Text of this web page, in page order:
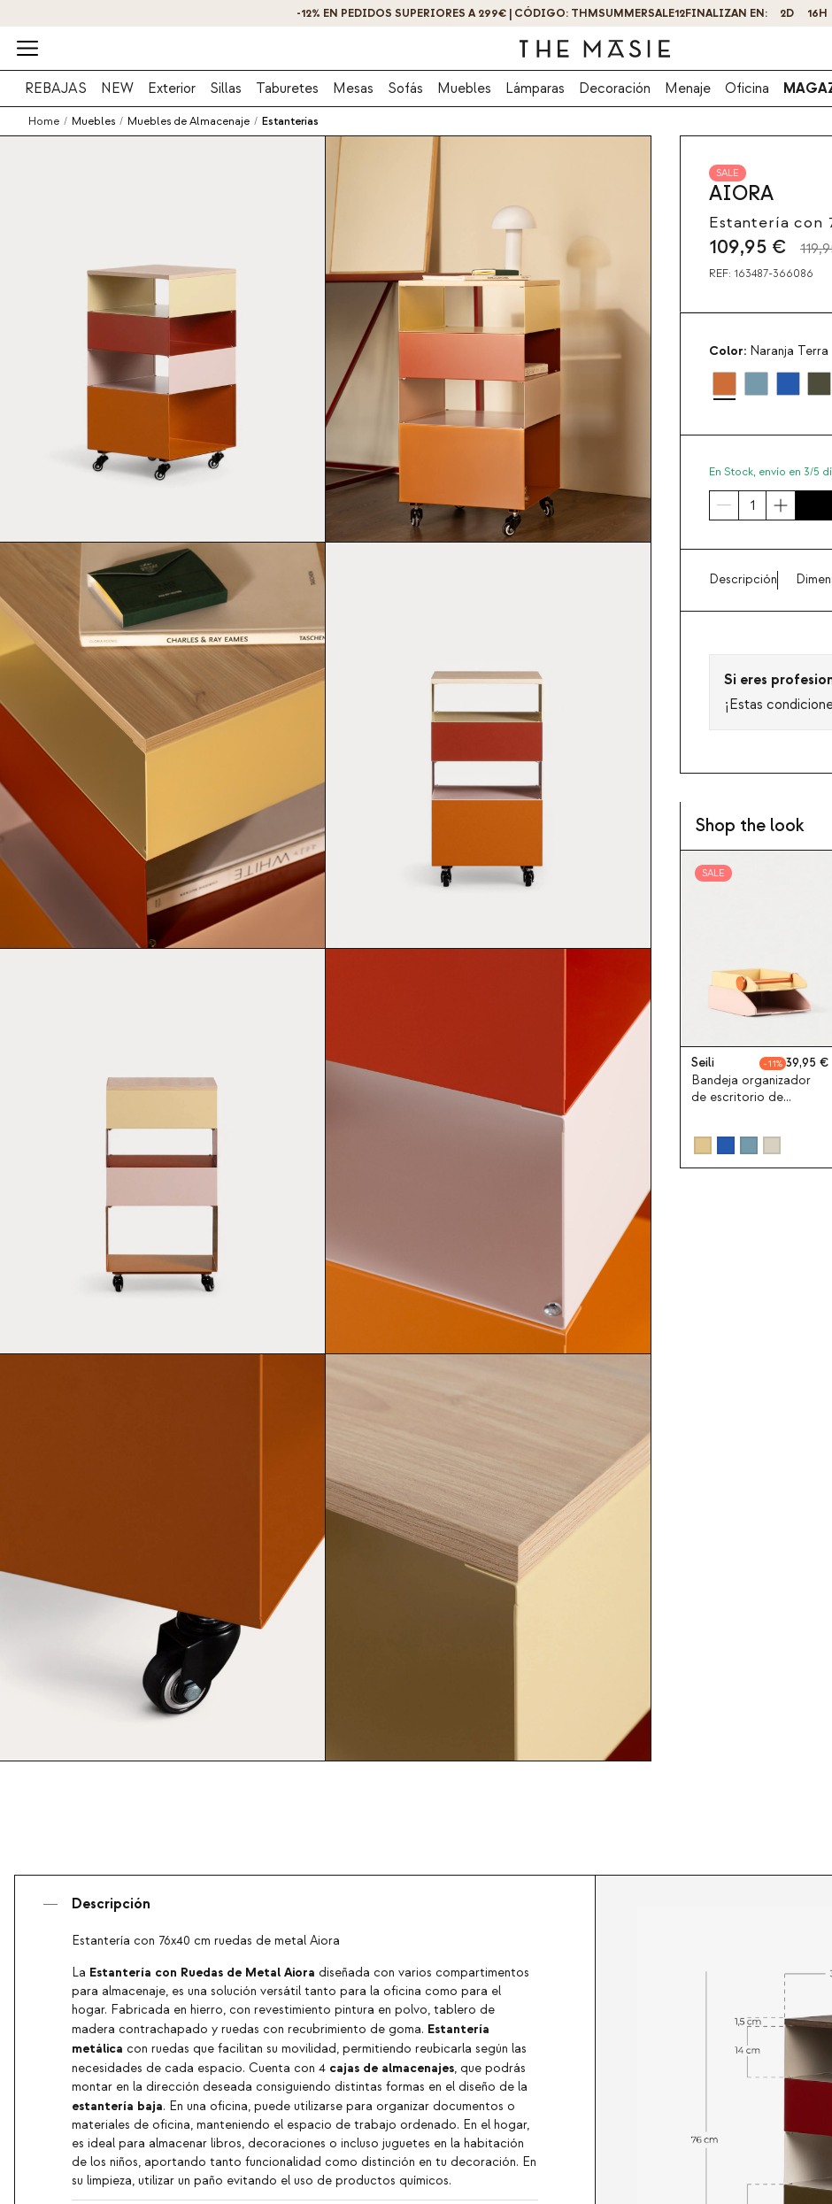
¡OBTÉN UN -10% DE DESCUENTO AL SUSCRIBIRTE AHORA!
REBAJAS NEW Exterior Sillas Taburetes Mesas Sofás Muebles Lámparas Decoración Menaje Oficina
Home / Muebles / Muebles de Almacenaje / Estanterías
SALE
AIORA
Estantería con
109,95 €
REF: 163487-366086
Color: Naranja Terra
En Stock, envío en 3/5
Descripción
Si eres
¡Estas
Shop the look
SALE
Seili 11
39,95
Bandeja organizador
de escritorio de
Descripción
Estantería con 76x40 cm ruedas de metal Aiora
La Estantería con Ruedas de Metal Aiora diseñada con varios compartimentos
para almacenaje, es una solución versátil tanto para la oficina como para el
hogar. Fabricada en hierro, con revestimiento pintura en polvo, tablero de
madera contrachapado y ruedas con recubrimiento de goma. Estantería
metálica con ruedas que facilitan su movilidad, permitiendo reubicarla según las
necesidades de cada espacio. Cuenta con 4 cajas de almacenajes, que podrás
montar en la dirección deseada consiguiendo distintas formas en el diseño de la
estantería baja. En una oficina, puede utilizarse para organizar documentos o
materiales de oficina, manteniendo el espacio de trabajo ordenado. En el hogar,
es ideal para almacenar libros, decoraciones o incluso juguetes en la habitación
de los niños, aportando tanto funcionalidad como distinción en tu decoración. En
su limpieza, utilizar un paño evitando el uso de productos químicos.